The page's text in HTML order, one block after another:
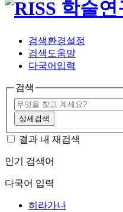
검색환경설정
검색도움말
다국어입력
검색
상세검색
결과 내 재검색
인기 검색어
다국어 입력
히라가나